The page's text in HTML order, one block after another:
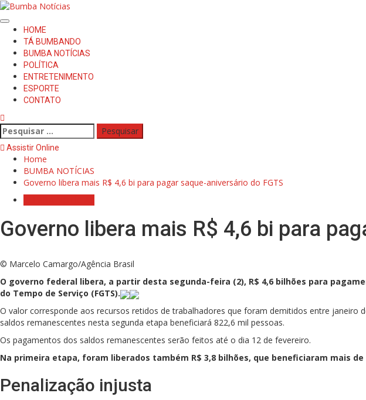
HOME
TÁ BUMBANDO
BUMBA NOTÍCIAS
POLÍTICA
ENTRETENIMENTO
ESPORTE
CONTATO
Assistir Online
Home
BUMBA NOTÍCIAS
Governo libera mais R$ 4,6 bi para pagar saque-aniversário do FGTS
Governo libera mais R$ 4,6 bi para
© Marcelo Camargo/Agência Brasil
O governo federal libera, a partir desta segunda-feira (2), R$ 4,6 bilhões para
do Tempo de Serviço (FGTS).
O valor corresponde aos recursos retidos de trabalhadores que foram demitidos entre
saldos remanescentes nesta segunda etapa beneficiará 822,6 mil pessoas.
Os pagamentos dos saldos remanescentes serão feitos até o dia 12 de fevereiro.
Na primeira etapa, foram liberados também R$ 3,8 bilhões, que beneficiaram mais
Penalização injusta